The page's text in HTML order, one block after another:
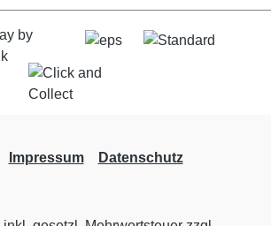
Impressum Datenschutz